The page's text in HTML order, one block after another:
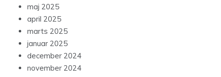
maj 2025
april 2025
marts 2025
januar 2025
december 2024
november 2024